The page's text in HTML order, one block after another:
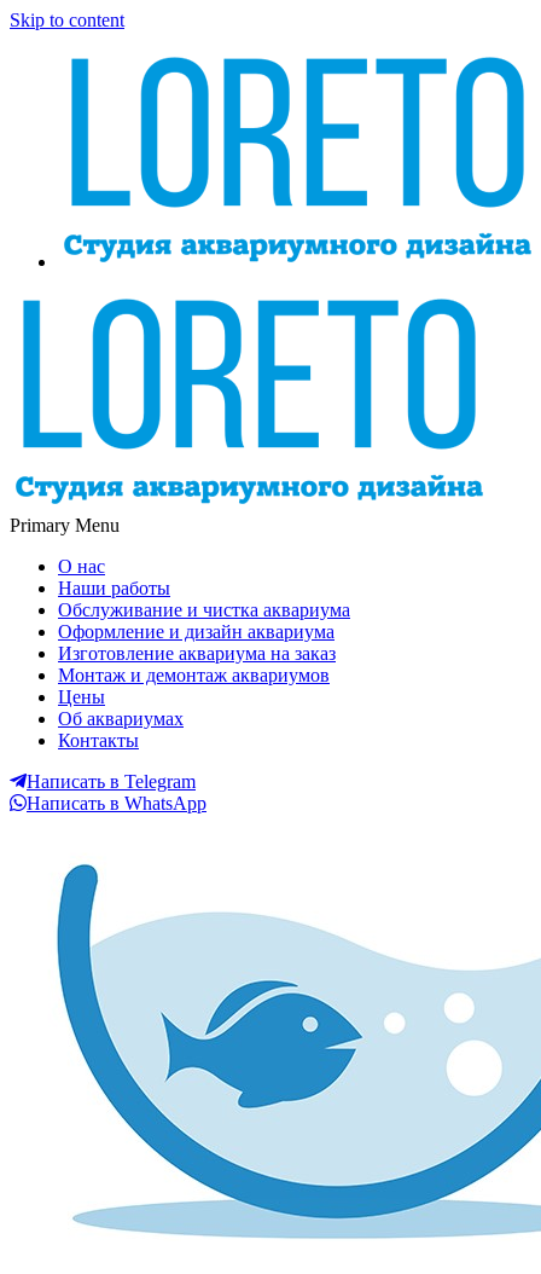
Skip to content
LORETO Аквариумы в
Екатеринбурге
Primary Menu
О нас
Наши работы
Обслуживание и чистка аквариума
Оформление и дизайн аквариума
Изготовление аквариума на заказ
Монтаж и демонтаж аквариумов
Цены
Об аквариумах
Контакты
Написать в Telegram
Написать в WhatsApp